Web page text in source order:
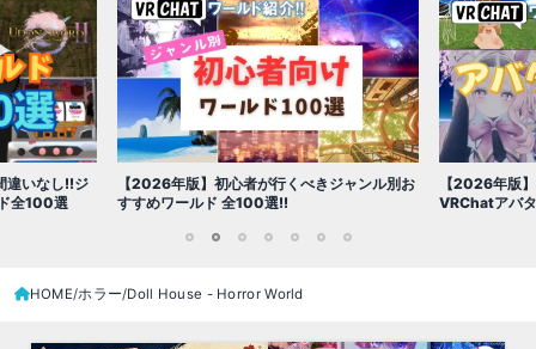
ャンル別お
【2026年版】初心者必見!!無料で使える
VRChatアバター（アバターワールド紹介）
【2026年版
世界を味わえ
HOME ホラー Doll House - Horror World